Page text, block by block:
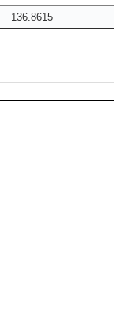
136.8615